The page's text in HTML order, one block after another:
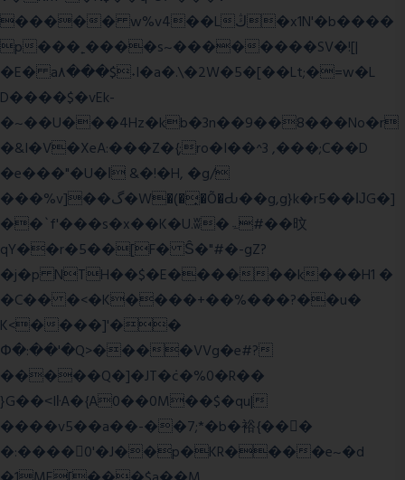
����� w%v4��Lڭ�x1N'�b����
p���˿����s~��������SV�![|
�E� a٨���$˖I�a�.\�2W�5�[��Lt;�=w�L
D����$�vEk-
�~��U���4Hz�kb�3n��9��8���No�r
�&I�V�XeA:���Z�{;ro�I��^3 ,���;C��D
�e���"�U�ǀ &�!�H, �g/
���%v]��گ�W�(�̟�Õ�Ԃ��g,g}k�r5��ĲG�]
��`f'���s�x��K�U.ʬ�ۃ#��旼
qY��r�5��[F� Ŝ�"#�-gZ?
�j�p NTH��$�E������k���H1 �
�C�� �<�K����+��%���?��u�
K<����]'��
Փ�:��'�Q>����VVg�e#?
�����Q�]�JT�݁c�%0�R��
}G��˂IŀA�{A0��0M��$�qu|
����v5��a��-��7;*�b�裕{���ً
�:����0'�J��p�KR����e~�d